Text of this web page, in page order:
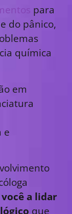
para
do pânico,
química
em
e
a lidar
que